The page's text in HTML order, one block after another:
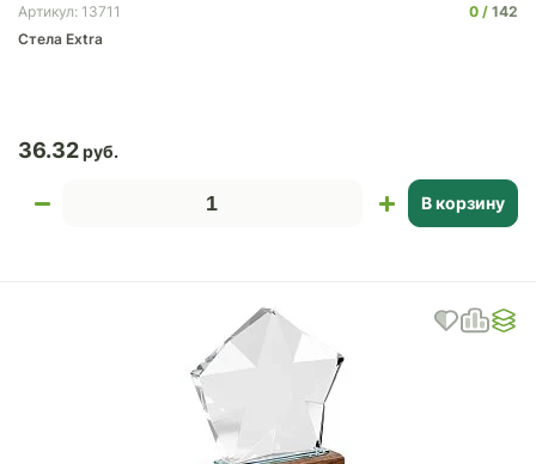
Артикул: 13711 0
142
Стела Extra
36.32
В корзину